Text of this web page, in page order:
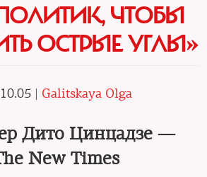
ЧТОБЫ
ОСТРЫЕ УГЛЫ»
| Galitskaya Olga
Дито Цинцадзе —
New Times